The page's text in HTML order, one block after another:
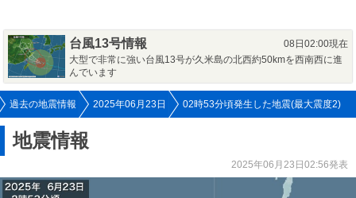
台風13号情報
08日02:00現在
大型で非常に強い台風13号が久米島の北西約50kmを西南西に進
んでいます
過去の地震情報 2025年06月23日 02時53分頃発生した地震(最大震度2)
地震情報
2025年06月23日02:56発表